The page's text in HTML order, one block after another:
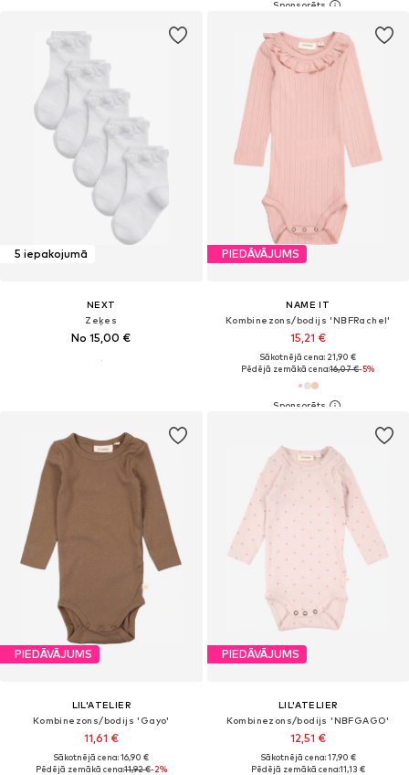
5 iepakojumā
NEXT
Zeķes
No 15,00 €
PIEDĀVĀJUMS
NAME IT
Kombinezons/bodijs 'NBFRachel'
15,21 €
Sākotnējā cena: 21,90 €
Pēdējā zemākā cena:16,07 €-5%
PIEDĀVĀJUMS
LIL'ATELIER
Kombinezons/bodijs 'Gayo'
11,61 €
Sākotnējā cena: 16,90 €
Pēdējā zemākā cena:11,92 €-2%
PIEDĀVĀJUMS
LIL'ATELIER
Kombinezons/bodijs 'NBFGAGO'
12,51 €
Sākotnējā cena: 17,90 €
Pēdējā zemākā cena:11,13 €